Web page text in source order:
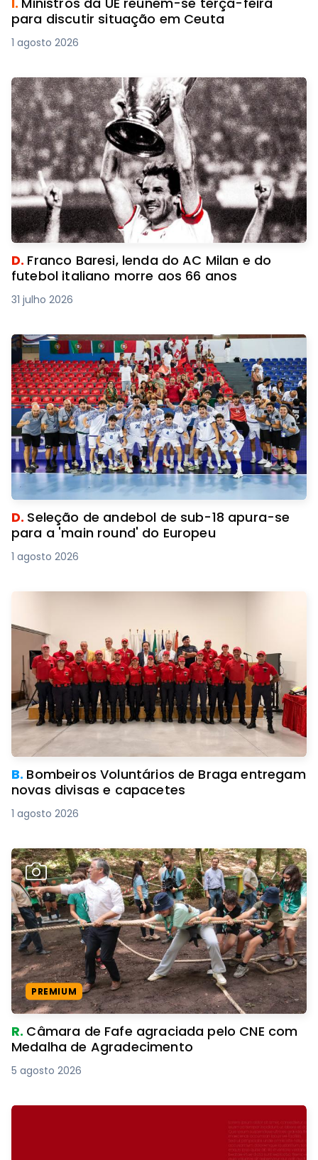
para discutir situação em Ceuta
1 agosto 2026
D. Franco Baresi, lenda do AC Milan e do
futebol italiano morre aos 66 anos
31 julho 2026
D. Seleção de andebol de sub-18 apura-se
para a 'main round' do Europeu
1 agosto 2026
B. Bombeiros Voluntários de Braga entregam
novas divisas e capacetes
1 agosto 2026
PREMIUM
R. Câmara de Fafe agraciada pelo CNE com
Medalha de Agradecimento
5 agosto 2026